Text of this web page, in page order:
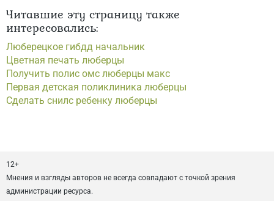
Читавшие эту страницу также
интересовались:
Люберецкое гибдд начальник
Цветная печать люберцы
Получить полис омс люберцы макс
Первая детская поликлиника люберцы
Сделать снилс ребенку люберцы
12+
Мнения и взгляды авторов не всегда совпадают с точкой зрения
администрации ресурса.